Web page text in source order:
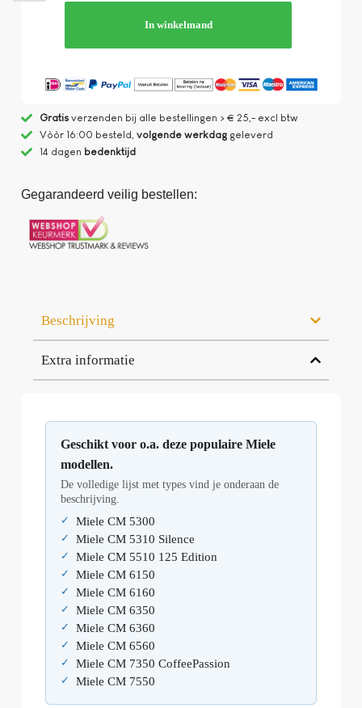
In winkelmand
Gratisverzenden bij alle bestellingen > € 25,- excl btw
Vòòr 16:00 besteld, volgende werkdaggeleverd
14 dagen bedenktijd
Gegarandeerd veilig bestellen:
Beschrijving
Extra informatie
Geschikt voor o.a. deze populaire Miele
modellen.
De volledige lijst met types vind je onderaan de
beschrijving.
Miele CM 5300
Miele CM 5310 Silence
Miele CM 5510 125 Edition
Miele CM 6150
Miele CM 6160
Miele CM 6350
Miele CM 6360
Miele CM 6560
Miele CM 7350 CoffeePassion
Miele CM 7550